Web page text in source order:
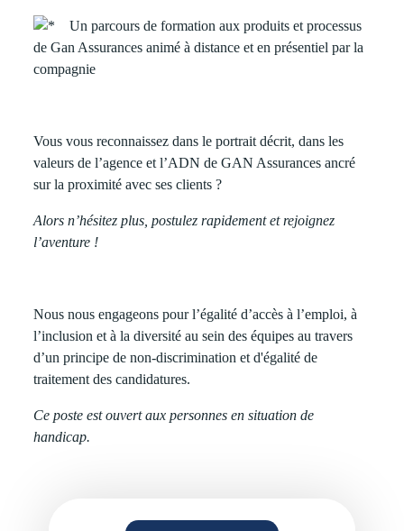
Un parcours de formation aux produits et processus
de Gan Assurances animé à distance et en présentiel par la
compagnie
Vous vous reconnaissez dans le portrait décrit, dans les
valeurs de l’agence et l’ADN de GAN Assurances ancré
sur la proximité avec ses clients ?
Alors n’hésitez plus, postulez rapidement et rejoignez
l’aventure !
Nous nous engageons pour l’égalité d’accès à l’emploi, à
l’inclusion et à la diversité au sein des équipes au travers
d’un principe de non-discrimination et d'égalité de
traitement des candidatures.
Ce poste est ouvert aux personnes en situation de
handicap.